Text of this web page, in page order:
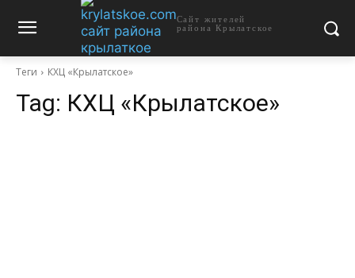
Сайт жителей
района Крылатское
Теги КХЦ «Крылатское»
Tag: КХЦ «Крылатское»